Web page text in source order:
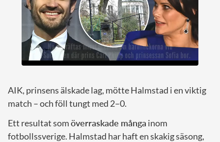
AIK, prinsens älskade lag, mötte Halmstad i en viktig
match – och föll tungt med 2–0.
Ett resultat somöverraskade många inom
fotbollssverige. Halmstad har haft en skakig säsong,